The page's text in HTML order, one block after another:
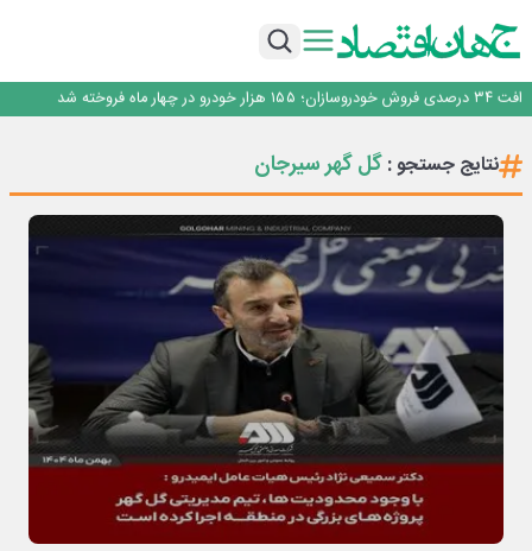
ساماندهی صنعت تلفن همراه در انتظارسیاست جدیددولت؛حمایت ازتولید وخدمات
افت ۳۴ درصدی فروش خودروسازان؛ ۱۵۵ هزار خودرو در چهار ماه فروخته شد
رشد بازار رمزارزها؛ کاربران پیش از ورود چه نکاتی را باید بدانند؟
ساماندهی صنعت تلفن همراه در انتظارسیاست جدیددولت؛حمایت ازتولید وخدمات
نتایج جستجو :گل گهر سیرجان